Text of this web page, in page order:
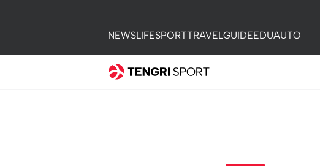
NEWSLIFESPORTTRAVELGUIDEEDUAUTO